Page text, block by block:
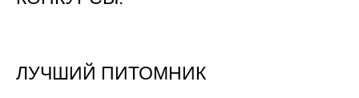
ЛУЧШИЙ ПИТОМНИК